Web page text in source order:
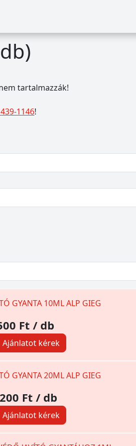
tartalmazzák!
1146!
GYANTA 10ML ALP GIEG
Ft / db
Ajánlatot kérek
GYANTA 20ML ALP GIEG
Ft / db
Ajánlatot kérek